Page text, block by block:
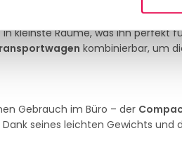
und
kleinste Räume, was ihn
kombinierbar, um
Gebrauch im Büro – der
seines leichten Gewichts